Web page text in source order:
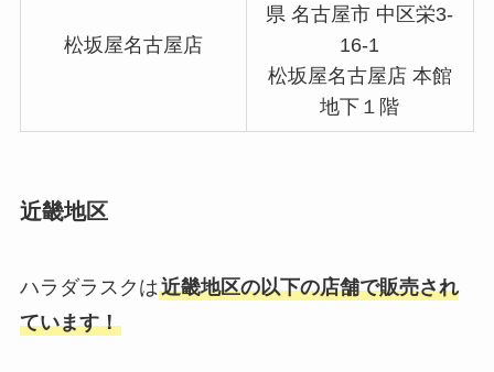
松坂屋名古屋店
県 名古屋市 中区栄3-
16-1
松坂屋名古屋店 本館
地下１階
近畿地区
ハラダラスクは近畿地区の以下の店舗で販売され
ています！